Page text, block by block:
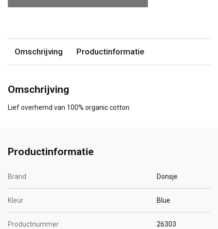
Omschrijving Productinformatie
Omschrijving
Lief overhemd van 100% organic cotton.
Productinformatie
Brand Donsje
Kleur Blue
Productnummer 26303